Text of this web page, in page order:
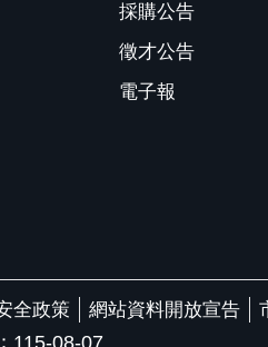
採購公告
徵才公告
電子報
全政策 網站資料開放宣告